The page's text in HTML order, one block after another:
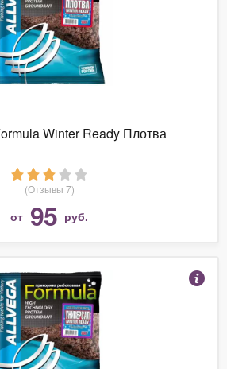
Winter Ready Плотва
(Отзывы 7)
от 95 руб.